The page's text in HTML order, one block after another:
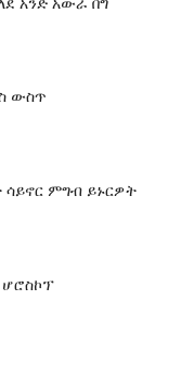
ውስጥ
ምግብ ይኑርዎት
ሆሮስኮፕ